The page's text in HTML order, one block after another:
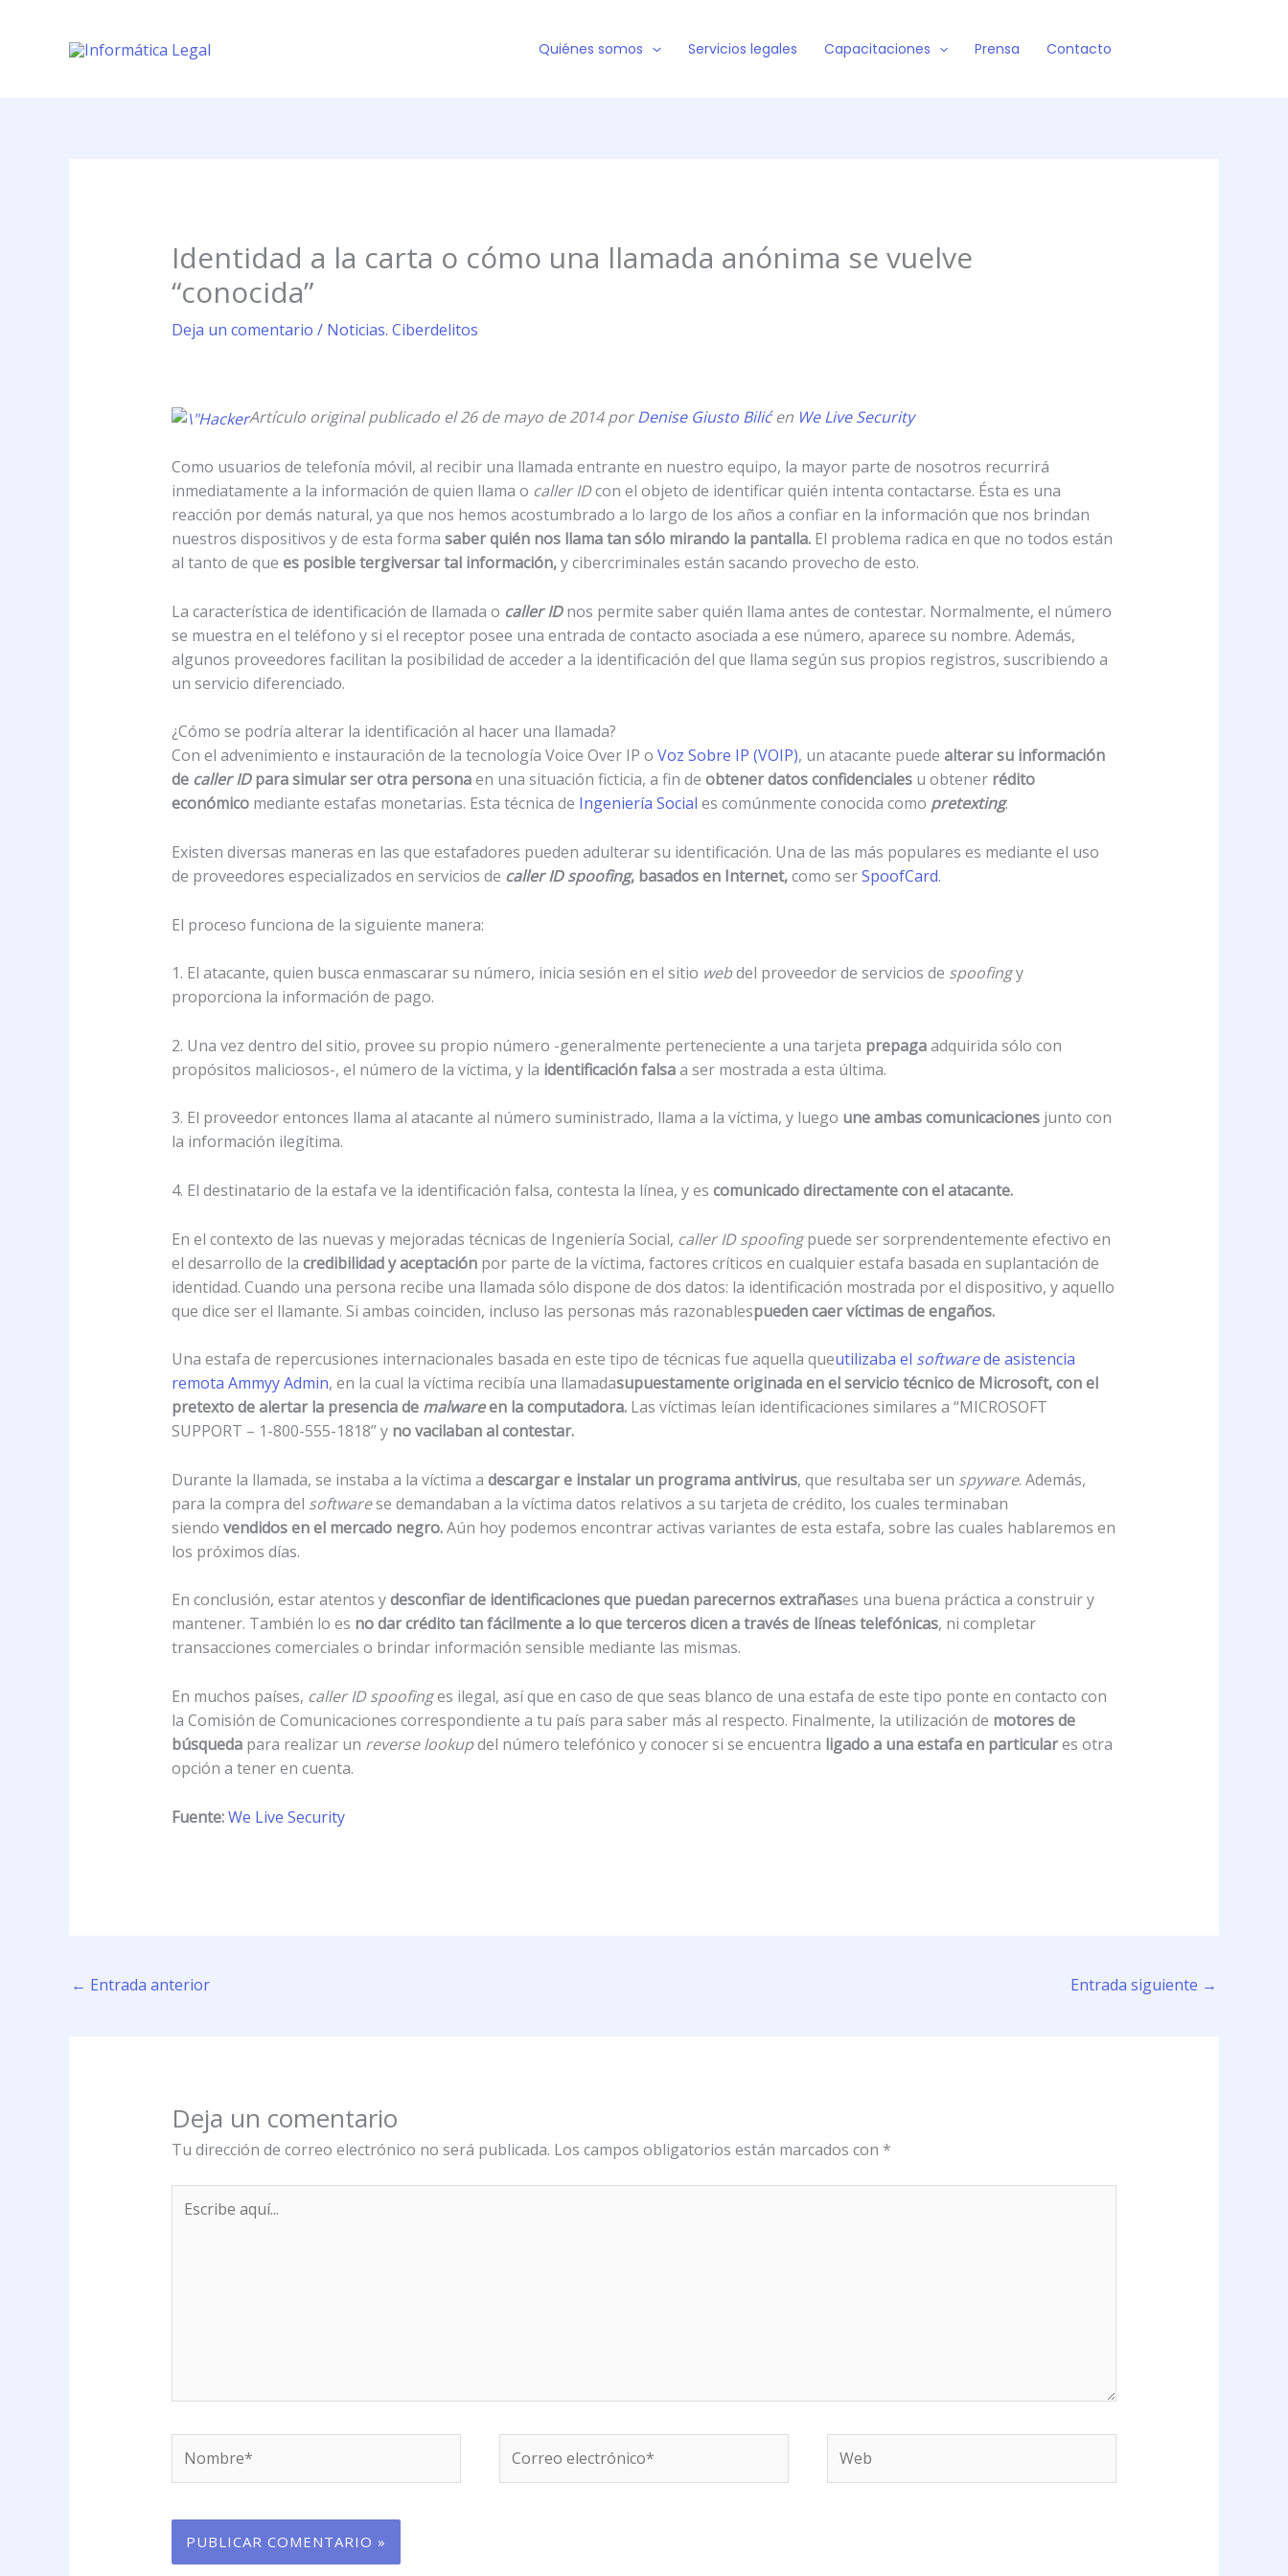
contenido
Quiénes somos Servicios legales Capacitaciones Prensa Contacto
Identidad a la carta o cómo una llamada anónima se vuelve
“conocida”
Deja un comentario / Noticias. Ciberdelitos
Artículo original publicado el 26 de mayo de 2014 porDenise Giusto Bilićen We Live Security
Como usuarios de telefonía móvil, al recibir una llamada entrante en nuestro equipo, la mayor parte de nosotros recurrirá
inmediatamente a la información de quien llama o caller IDcon el objeto de identificar quién intenta contactarse. Ésta es una
reacción por demás natural, ya que nos hemos acostumbrado a lo largo de los años a confiar en la información que nos brindan
nuestros dispositivos y de esta forma saber quién nos llama tan sólo mirando la pantalla.El problema radica en que no todos están
al tanto de que es posible tergiversar tal información,y cibercriminales están sacando provecho de esto.
La característica de identificación de llamada o caller IDnos permite saber quién llama antes de contestar. Normalmente, el número
se muestra en el teléfono y si el receptor posee una entrada de contacto asociada a ese número, aparece su nombre. Además,
algunos proveedores facilitan la posibilidad de acceder a la identificación del que llama según sus propios registros, suscribiendo a
un servicio diferenciado.
¿Cómo se podría alterar la identificación al hacer una llamada?
Con el advenimiento e instauración de la tecnología Voice Over IP o Voz Sobre IP (VOIP), un atacante puede alterar su información
de caller ID para simular ser otra personaen una situación ficticia, a fin de obtener datos confidencialesu obtener rédito
económicomediante estafas monetarias. Esta técnica de Ingeniería Social es comúnmente conocida como pretexting.
Existen diversas maneras en las que estafadores pueden adulterar su identificación. Una de las más populares es mediante el uso
de proveedores especializados en servicios de caller ID spoofing, basados en Internet,como serSpoofCard.
El proceso funciona de la siguiente manera:
1. El atacante, quien busca enmascarar su número, inicia sesión en el sitio webdel proveedor de servicios de spoofingy
proporciona la información de pago.
2. Una vez dentro del sitio, provee su propio número -generalmente perteneciente a una tarjeta prepagaadquirida sólo con
propósitos maliciosos-, el número de la víctima, y la identificación falsaa ser mostrada a esta última.
3. El proveedor entonces llama al atacante al número suministrado, llama a la víctima, y luego une ambas comunicaciones junto con
la información ilegítima.
4. El destinatario de la estafa ve la identificación falsa, contesta la línea, y es comunicado directamente con el atacante.
En el contexto de las nuevas y mejoradas técnicas de Ingeniería Social, caller ID spoofingpuede ser sorprendentemente efectivo en
el desarrollo de la credibilidad y aceptaciónpor parte de la víctima, factores críticos en cualquier estafa basada en suplantación de
identidad. Cuando una persona recibe una llamada sólo dispone de dos datos: la identificación mostrada por el dispositivo, y aquello
que dice ser el llamante. Si ambas coinciden, incluso las personas más razonablespueden caer víctimas de engaños.
Una estafa de repercusiones internacionales basada en este tipo de técnicas fue aquella queutilizaba el softwarede asistencia
remota Ammyy Admin, en la cual la víctima recibía una llamadasupuestamente originada en el servicio técnico de Microsoft, con el
pretexto de alertar la presencia de malwareen la computadora. Las víctimas leían identificaciones similares a “MICROSOFT
SUPPORT – 1-800-555-1818” y no vacilaban al contestar.
Durante la llamada, se instaba a la víctima a descargar e instalar un programa antivirus, que resultaba ser un spyware. Además,
para la compra del softwarese demandaban a la víctima datos relativos a su tarjeta de crédito, los cuales terminaban
siendo vendidos en el mercado negro.Aún hoy podemos encontrar activas variantes de esta estafa, sobre las cuales hablaremos en
los próximos días.
En conclusión, estar atentos ydesconfiar de identificaciones que puedan parecernos extrañases una buena práctica a construir y
mantener. También lo es no dar crédito tan fácilmente a lo que terceros dicen a través de líneas telefónicas, ni completar
transacciones comerciales o brindar información sensible mediante las mismas.
En muchos países, caller ID spoofinges ilegal, así que en caso de que seas blanco de una estafa de este tipo ponte en contacto con
la Comisión de Comunicaciones correspondiente a tu país para saber más al respecto. Finalmente, la utilización de motores de
búsquedapara realizar un reverse lookupdel número telefónico y conocer si se encuentra ligado a una estafa en particulares otra
opción a tener en cuenta.
Fuente:We Live Security
← Entrada anterior Entrada siguiente →
Deja un comentario
Tu dirección de correo electrónico no será publicada. Los campos obligatorios están marcados con *
aquí...
electrónico*